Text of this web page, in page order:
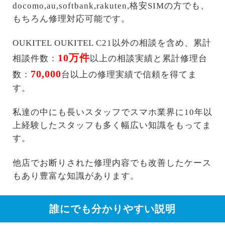
docomo,au,softbank,rakuten,格安SIMの方でも、
もちろん修理対応可能です。
OUKITEL OUKITEL C21以外の相談を含め、累計
相談件数： 10万件以上の相談実績と累計修理台
数： 70,000台以上の修理実績で信頼を得てま
す。
私達の中にも長いスタッフでスマホ業界に10年以
上経験したスタッフも多く幅広い知識をもってま
す。
他店でお断りされた修理内容でも改善したケース
もあり豊富な知識があります。
誰にでも分かりやすい説明